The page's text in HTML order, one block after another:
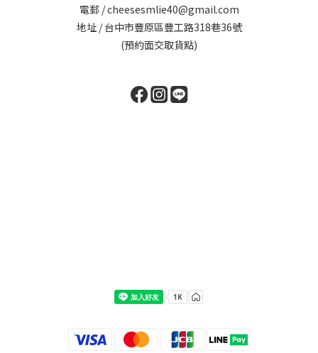
電郵 / cheesesmlie40@gmail.com
地址 / 台中市豐原區豐工路318巷36號
(預約面交取貨點)